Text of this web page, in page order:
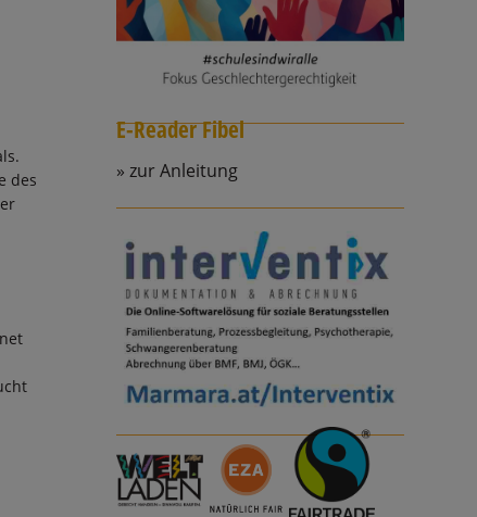
des
E-Reader Fibel
zur Anleitung